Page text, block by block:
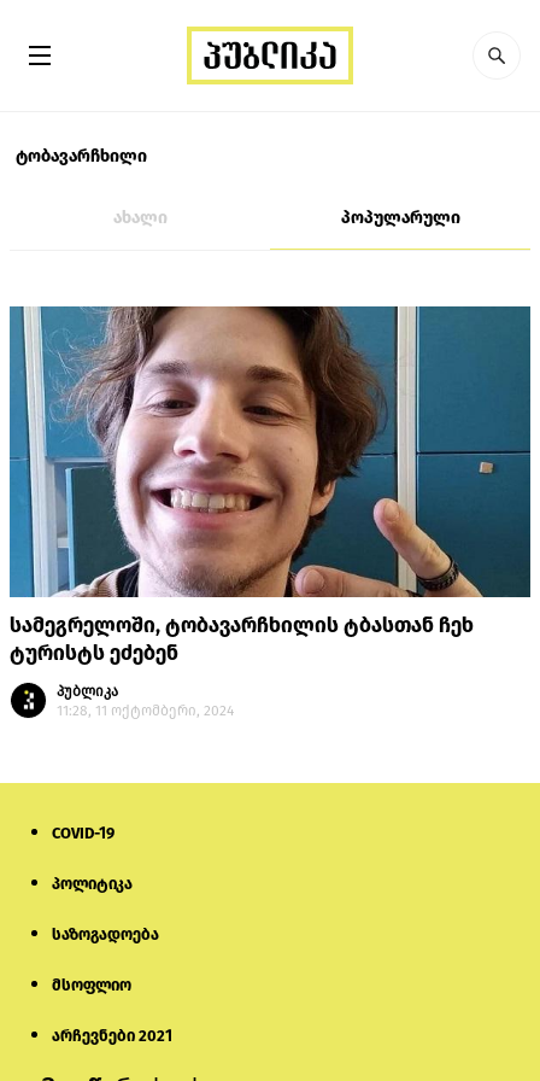
ტობავარჩხილი
ახალი პოპულარული
სამეგრელოში, ტობავარჩხილის ტბასთან ჩეხ
ტურისტს ეძებენ
პუბლიკა
11:28, 11 ოქტომბერი, 2024
COVID-19
პოლიტიკა
საზოგადოება
მსოფლიო
არჩევნები 2021